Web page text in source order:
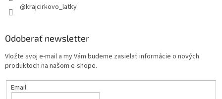
@krajcirkovo_latky
Odoberať newsletter
Vložte svoj e-mail a my Vám budeme zasielať informácie o nových
produktoch na našom e-shope.
Email